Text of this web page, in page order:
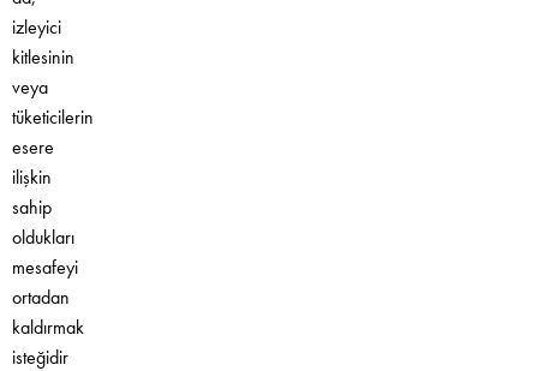
izleyici
kitlesinin
veya
tüketicilerin
esere
ilişkin
sahip
oldukları
mesafeyi
ortadan
kaldırmak
isteğidir